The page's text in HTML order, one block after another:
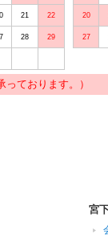
21 22
28 29
20
27
ております。）
宮